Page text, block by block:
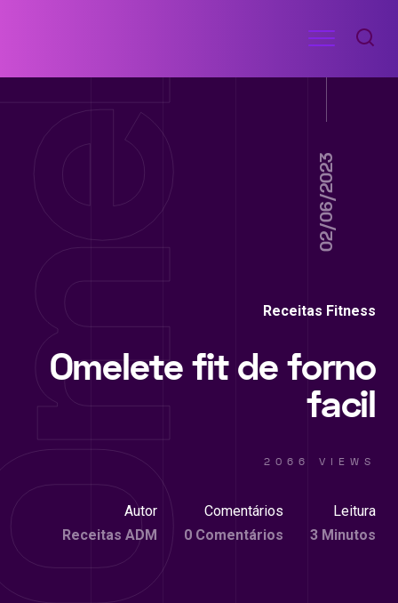
conteúdo
RECEITAS
ACADEMIA
Menu
02/06/2023
Receitas Fitness
Omelete fit de forno
facil
2066 VIEWS
Autor
Receitas ADM
Comentários
0 Comentários
Leitura
3 Minutos